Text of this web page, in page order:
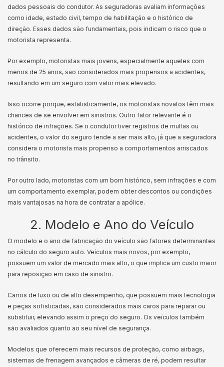
dados pessoais do condutor. As seguradoras avaliam informações
como idade, estado civil, tempo de habilitação e o histórico de
direção. Esses dados são fundamentais, pois indicam o risco que o
motorista representa.
Por exemplo, motoristas mais jovens, especialmente aqueles com
menos de 25 anos, são considerados mais propensos a acidentes,
resultando em um seguro com valor mais elevado.
Isso ocorre porque, estatisticamente, os motoristas novatos têm mais
chances de se envolver em sinistros. Outro fator relevante é o
histórico de infrações. Se o condutor tiver registros de multas ou
acidentes, o valor do seguro tende a ser mais alto, já que a seguradora
considera o motorista mais propenso a comportamentos arriscados
no trânsito.
Por outro lado, motoristas com um bom histórico, sem infrações e com
um comportamento exemplar, podem obter descontos ou condições
mais vantajosas na hora de contratar a apólice.
2. Modelo e Ano do Veículo
O modelo e o ano de fabricação do veículo são fatores determinantes
no cálculo do seguro auto. Veículos mais novos, por exemplo,
possuem um valor de mercado mais alto, o que implica um custo maior
para reposição em caso de sinistro.
Carros de luxo ou de alto desempenho, que possuem mais tecnologia
e peças sofisticadas, são considerados mais caros para reparar ou
substituir, elevando assim o preço do seguro. Os veículos também
são avaliados quanto ao seu nível de segurança.
Modelos que oferecem mais recursos de proteção, como airbags,
sistemas de frenagem avançados e câmeras de ré, podem resultar